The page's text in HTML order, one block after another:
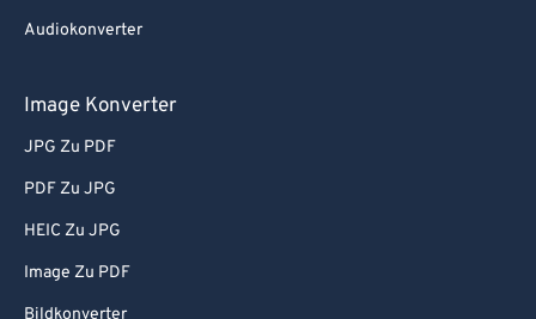
Audiokonverter
Image Konverter
JPG Zu PDF
PDF Zu JPG
HEIC Zu JPG
Image Zu PDF
Bildkonverter